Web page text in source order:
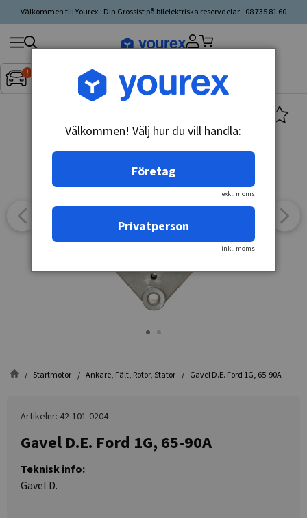
Välkommen till Yourex - Din Grossist på bilelektriska reservdelar - 08 735 81 60
Inget fordon valt▼
Sök
produkt,
tillverkare,
Startmotor Ankare, Fält, Rotor, Stator Gavel D.E. Ford 1G, 65-90A
Artikelnr: 42-101-0204
Gavel D.E. Ford 1G, 65-90A
Teknisk info:
Gavel D.
Välkommen! Välj hur du vill handla:
Företag
exkl. moms
Privatperson
inkl. moms